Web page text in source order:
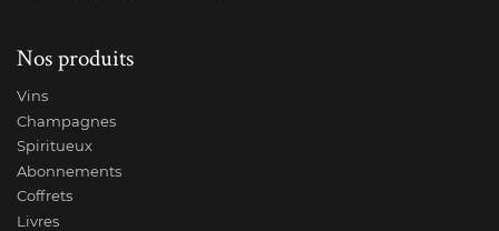
Nos produits
Vins
Champagnes
Spiritueux
Abonnements
Coffrets
Livres